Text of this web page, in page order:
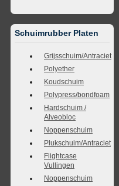
Schuimrubber Platen
Grijsschuim/Antraciet
Polyether
Koudschuim
Polypress/bondfoam
Hardschuim /
Alveobloc
Noppenschuim
Plukschuim/Antraciet
Flightcase
Vullingen
Noppenschuim